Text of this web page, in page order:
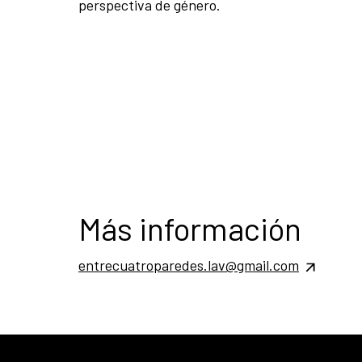
perspectiva de género.
Más información
entrecuatroparedes.lav@gmail.com